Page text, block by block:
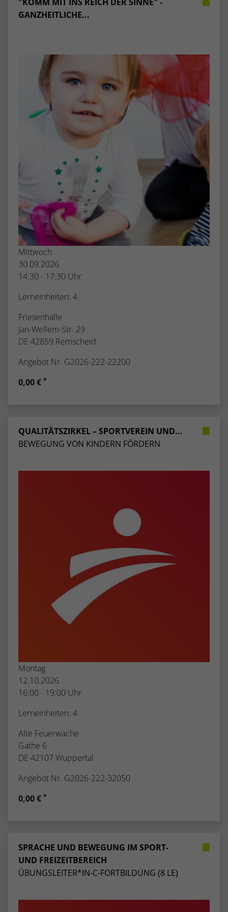
GANZHEITLICHE...
Mittwoch
30.09.2026
14:30 - 17:30 Uhr
Lerneinheiten: 4
Friesenhalle
Jan-Wellem-Str. 29
DE 42859 Remscheid
Angebot Nr. G2026-222-22200
0,00 € *
QUALITÄTSZIRKEL – SPORTVEREIN UND...
BEWEGUNG VON KINDERN FÖRDERN
Montag
12.10.2026
16:00 - 19:00 Uhr
Lerneinheiten: 4
Alte Feuerwache
Gathe 6
DE 42107 Wuppertal
Angebot Nr. G2026-222-32050
0,00 € *
SPRACHE UND BEWEGUNG IM SPORT-
UND FREIZEITBEREICH
ÜBUNGSLEITER*IN-C-FORTBILDUNG (8 LE)
stammen, und die Seiten in anonymisierter
Form.
Anbieter Google Analytics
Laufzeit
Dieser Cookie identifiziert die Besucher
nach Alter, Geschlecht oder Interessen
und nutzt dazu den DoubleClick des
Google Tag Manager, um die gezielte
Anzeigenplatzierung zu vereinfachen.